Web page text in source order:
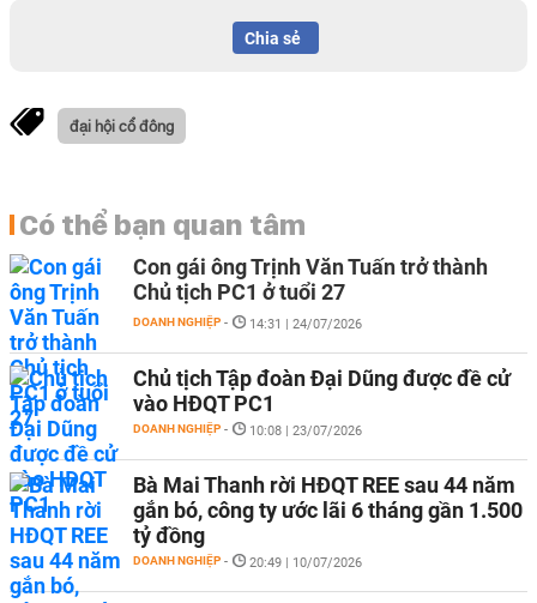
Chia sẻ
đại hội cổ đông
Có thể bạn quan tâm
Con gái ông Trịnh Văn Tuấn trở thành
Chủ tịch PC1 ở tuổi 27
DOANH NGHIỆP - 14:31 | 24/07/2026
Chủ tịch Tập đoàn Đại Dũng được đề cử
vào HĐQT PC1
DOANH NGHIỆP - 10:08 | 23/07/2026
Bà Mai Thanh rời HĐQT REE sau 44 năm
gắn bó, công ty ước lãi 6 tháng gần 1.500
tỷ đồng
DOANH NGHIỆP - 20:49 | 10/07/2026